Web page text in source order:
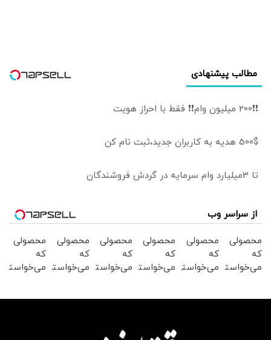
مطالب پیشنهادی
❗❗200 میلیون وام❗❗ فقط با احراز هویت
500$ هدیه به کاربران جدید،ثبت نام کن
تا 3میلیارد وام سرمایه در گردش فروشندگان
از سراسر وب
محصولی
که
می‌خواستی
محصولی
که
می‌خواستی
محصولی
که
می‌خواستی
بخر !
محصولی
که
می‌خواستی
بخر !
محصولی
که
می‌خواستی
محصولی
که
می‌خواستی